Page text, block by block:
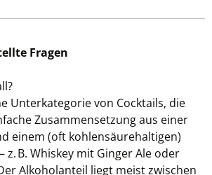
Fragen
Unterkategorie von Cocktails, die
Zusammensetzung aus einer
einem (oft kohlensäurehaltigen)
z. B. Whiskey mit Ginger Ale oder
Alkoholanteil liegt meist zwischen